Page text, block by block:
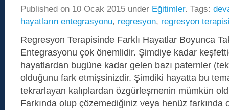
Eğitimi
Published on 10 Ocak 2015 under Eğitimler. Tags:
hayatların entegrasyonu, regresyon, regresyon
Regresyon Terapisinde Farklı Hayatlar Boyunca
Entegrasyonu çok önemlidir. Şimdiye kadar
hayatlardan bugüne kadar gelen bazı paternler
olduğunu fark etmişsinizdir. Şimdiki hayatta bu
tekrarlayan kalıplardan özgürleşmenin mümkün
Farkında olup çözemediğiniz veya henüz farkında